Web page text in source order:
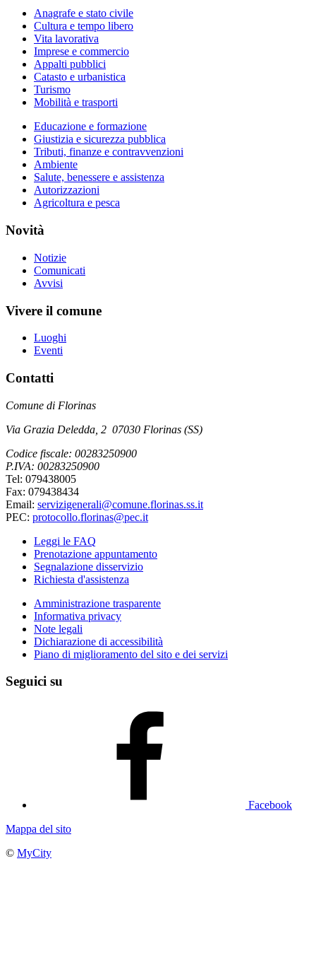
Anagrafe e stato civile
Cultura e tempo libero
Vita lavorativa
Imprese e commercio
Appalti pubblici
Catasto e urbanistica
Turismo
Mobilità e trasporti
Educazione e formazione
Giustizia e sicurezza pubblica
Tributi, finanze e contravvenzioni
Ambiente
Salute, benessere e assistenza
Autorizzazioni
Agricoltura e pesca
Novità
Notizie
Comunicati
Avvisi
Vivere il comune
Luoghi
Eventi
Contatti
Comune di Florinas
Via Grazia Deledda, 2 07030 Florinas (SS)
Codice fiscale: 00283250900
P.IVA: 00283250900
Tel: 079438005
Fax: 079438434
Email: servizigenerali@comune.florinas.ss.it
PEC: protocollo.florinas@pec.it
Leggi le FAQ
Prenotazione appuntamento
Segnalazione disservizio
Richiesta d'assistenza
Amministrazione trasparente
Informativa privacy
Note legali
Dichiarazione di accessibilità
Piano di miglioramento del sito e dei servizi
Seguici su
Facebook
Mappa del sito
© MyCity